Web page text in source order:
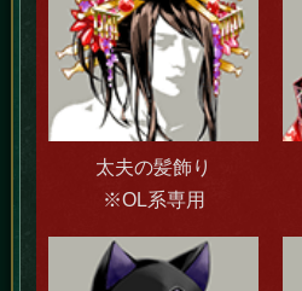
太夫の髪飾り
※OL系専用